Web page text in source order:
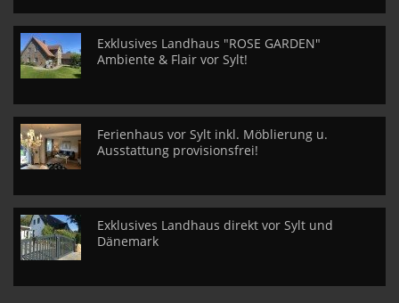
Exklusives Landhaus "ROSE GARDEN"
Ambiente & Flair vor Sylt!
Ferienhaus vor Sylt inkl. Möblierung u.
Ausstattung provisionsfrei!
Exklusives Landhaus direkt vor Sylt und
Dänemark